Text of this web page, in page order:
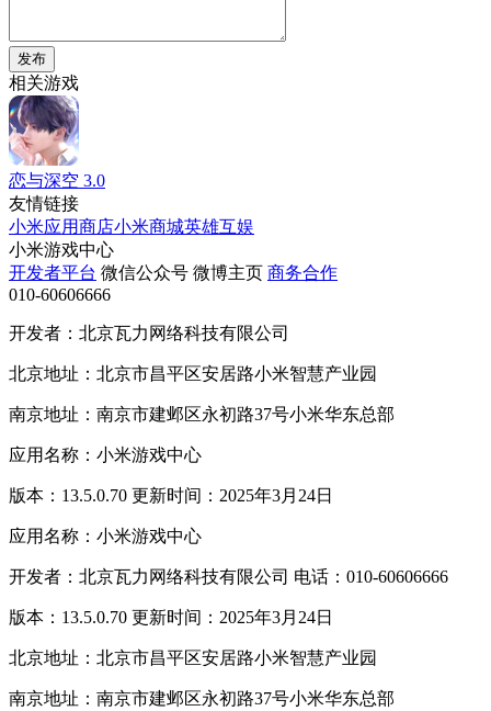
发布
相关游戏
恋与深空 3.0
友情链接
小米应用商店小米商城英雄互娱
小米游戏中心
开发者平台 微信公众号 微博主页 商务合作
010-60606666
开发者：北京瓦力网络科技有限公司
北京地址：北京市昌平区安居路小米智慧产业园
南京地址：南京市建邺区永初路37号小米华东总部
应用名称：小米游戏中心
版本：13.5.0.70 更新时间：2025年3月24日
应用名称：小米游戏中心
开发者：北京瓦力网络科技有限公司 电话：010-60606666
版本：13.5.0.70 更新时间：2025年3月24日
北京地址：北京市昌平区安居路小米智慧产业园
南京地址：南京市建邺区永初路37号小米华东总部